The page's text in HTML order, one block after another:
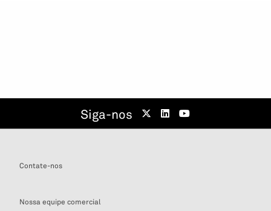
Siga-nos
Contate-nos
Nossa equipe comercial